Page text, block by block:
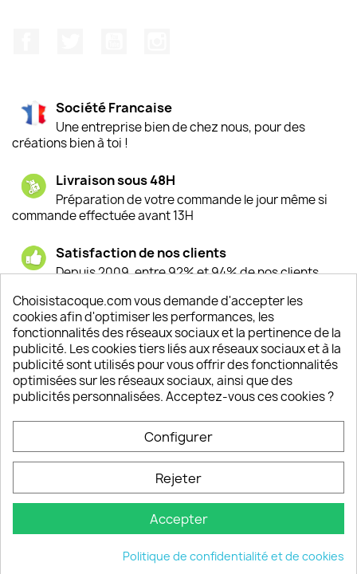
Société Francaise
Une entreprise bien de chez nous, pour des
créations bien à toi !
Livraison sous 48H
Préparation de votre commande le jour même si
commande effectuée avant 13H
Satisfaction de nos clients
Depuis 2009, entre 92% et 94% de nos clients
Un SAV à votre écoute
Notre SAV est disponible 6/7J de 10h à 18H
INFORMATIONS 
VOTRE COMPTE 
INFORMATIONS keyboard_arrow_down
© 2026 - choisistacoque.com
Choisistacoque.com vous demande d'accepter les
cookies afin d'optimiser les performances, les
fonctionnalités des réseaux sociaux et la pertinence de la
publicité. Les cookies tiers liés aux réseaux sociaux et à la
publicité sont utilisés pour vous offrir des fonctionnalités
optimisées sur les réseaux sociaux, ainsi que des
publicités personnalisées. Acceptez-vous ces cookies ?
Configurer
Rejeter
Accepter
Politique de confidentialité et de cookies